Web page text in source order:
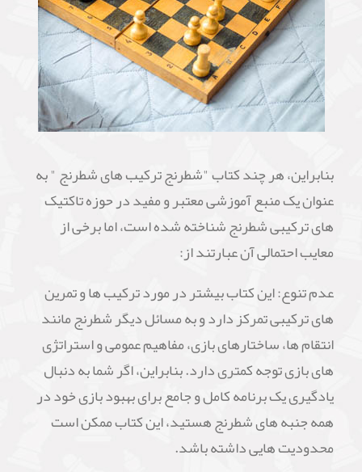
بنابراین، هر چند کتاب "شطرنج ترکیب های شطرنج " به
عنوان یک منبع آموزشی معتبر و مفید در حوزه تاکتیک
های ترکیبی شطرنج شناخته شده است، اما برخی از
معایب احتمالی آن عبارتند از:
عدم تنوع: این کتاب بیشتر در مورد ترکیب ها و تمرین
های ترکیبی تمرکز دارد و به مسائل دیگر شطرنج مانند
انتقام ها، ساختارهای بازی، مفاهیم عمومی و استراتژی
های بازی توجه کمتری دارد. بنابراین، اگر شما به دنبال
یادگیری یک برنامه کامل و جامع برای بهبود بازی خود در
همه جنبه های شطرنج هستید، این کتاب ممکن است
محدودیت هایی داشته باشد.